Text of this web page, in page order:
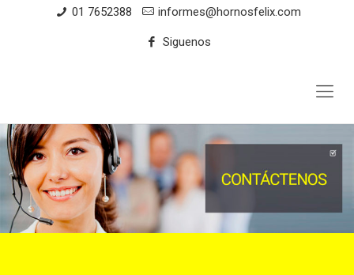
01 7652388 informes@hornosfelix.com
Siguenos